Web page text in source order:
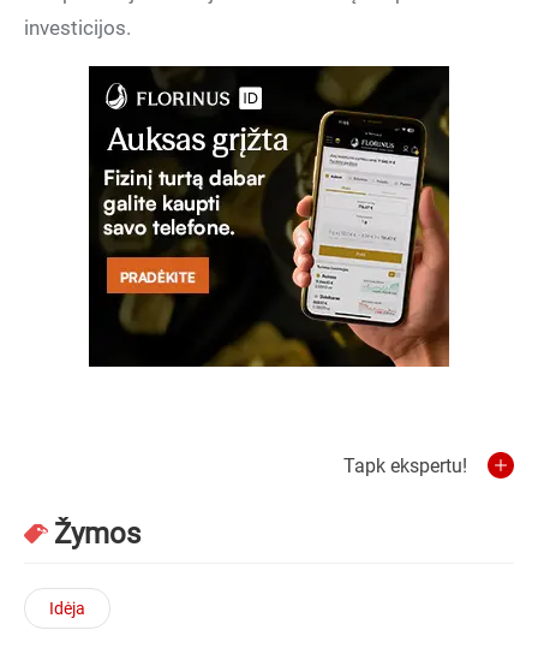
investicijos.
Tapk ekspertu!
Žymos
Idėja